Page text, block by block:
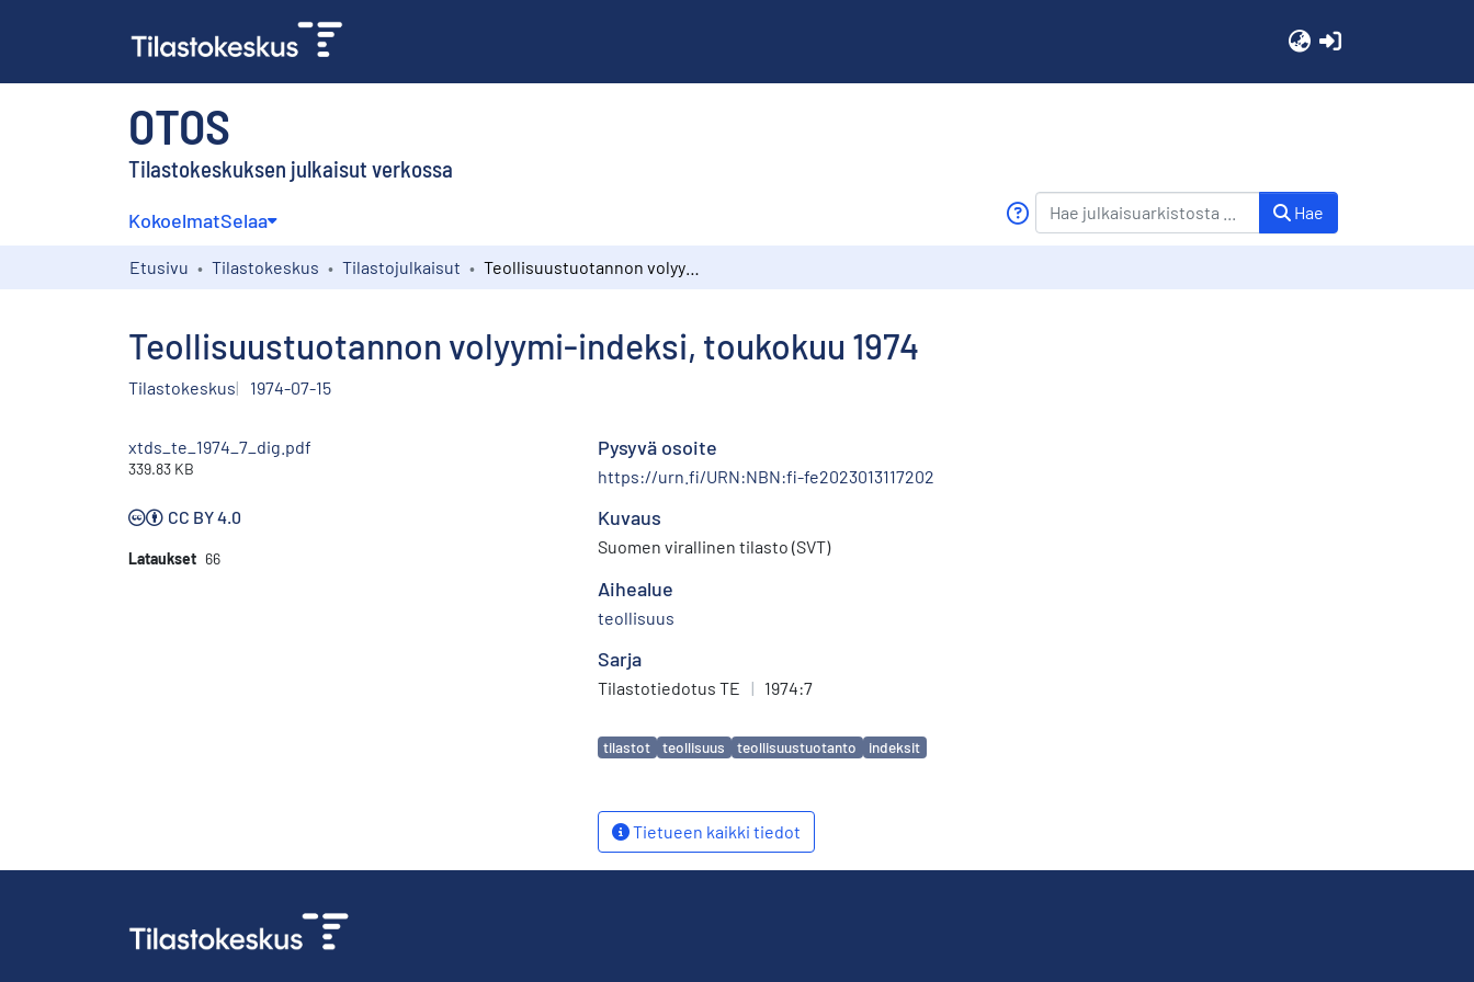
OTOS
Tilastokeskuksen julkaisut verkossa
KokoelmatSelaa Hae
Etusivu Tilastokeskus Tilastojulkaisut
Teollisuustuotannon volyymi-indeksi, toukokuu 1974
Tilastokeskus 1974-07-15
xtds_te_1974_7_dig.pdf
339.83 KB
CC BY 4.0
Lataukset 66
Pysyvä osoite
https://urn.fi/URN:NBN:fi-fe2023013117202
Kuvaus
Suomen virallinen tilasto (SVT)
Aihealue
teollisuus
Sarja
Tilastotiedotus TE | 1974:7
Avainsanat
tilastot teollisuus teollisuustuotanto indeksit
Tietueen kaikki tiedot